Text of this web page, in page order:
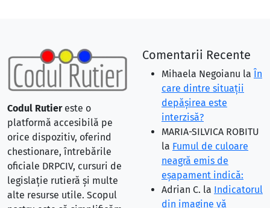
Codul Rutiereste o
platformă accesibilă pe
orice dispozitiv, oferind
chestionare, întrebările
oficiale DRPCIV, cursuri de
legislație rutieră și multe
alte resurse utile. Scopul
Comentarii Recente
Mihaela Negoianu la În
care dintre situaţii
depăşirea este
interzisă?
MARIA-SILVICA ROBITU
la Fumul de culoare
neagră emis de
eşapament indică:
Adrian C. la Indicatorul
din imagine vă